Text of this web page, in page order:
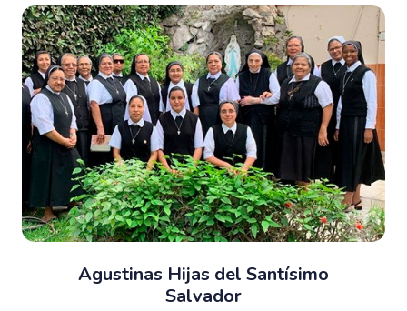
Agustinas Hijas del Santísimo
Salvador